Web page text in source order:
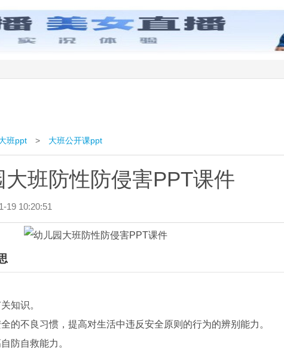
班ppt > 大班公开课ppt
大班防性防侵害PPT课件
19 10:20:51
知识。
不良习惯，提高对生活中违反安全原则的行为的辨别能力。
防自救能力。